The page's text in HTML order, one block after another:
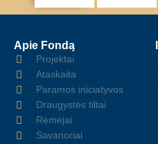
Apie Fondą
Projektai
Ataskaita
Paramos iniciatyvos
Draugystės tiltai
Rėmėjai
Savanoriai